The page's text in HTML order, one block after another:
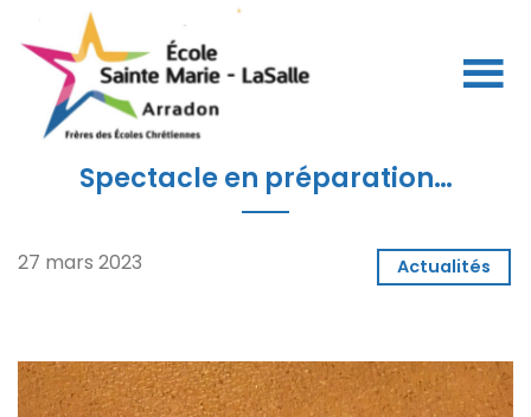
Spectacle en préparation…
27 mars 2023 Actualités
Lecteur
vidéo